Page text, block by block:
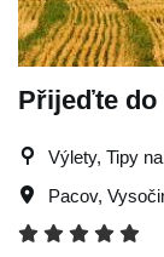
Přijeďte do
Výlety, Tipy
Pacov,